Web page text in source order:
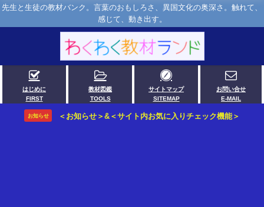
先生と生徒の教材バンク。言葉のおもしろさ、異国文化の奥深さ。触れて、
感じて、動き出す。
はじめに
FIRST
教材図鑑
TOOLS
サイトマップ
SITEMAP
お問い合せ
E-MAIL
お知らせ ＜お知らせ＞&＜サイト内お気に入りチェック機能＞